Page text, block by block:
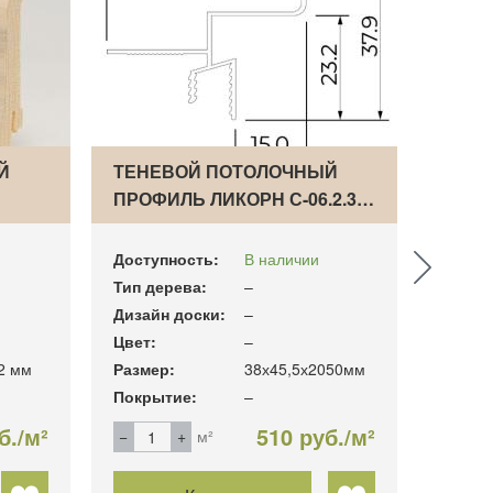
мм
м²
ТЕНЕВОЙ ПОТОЛОЧНЫЙ
ПРОФИЛЬ ЛИКОРН С-06.2.3…
Доступность:
В наличии
Тип дерева:
–
Дизайн доски:
–
Цвет:
–
Размер:
38х45,5х2050мм
Покрытие:
–
м²
510 руб./м²